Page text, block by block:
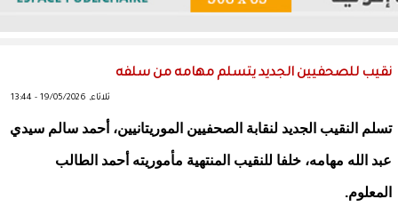
نقيب للصحفيين الجديد يتسلم مهامه من سلفه
ثلاثاء, 19/05/2026 - 13:44
تسلم النقيب الجديد لنقابة الصحفيين الموريتانيين، أحمد سالم سيدي
عبد الله مهامه، خلفا للنقيب المنتهية مأموريته أحمد الطالب
المعلوم.